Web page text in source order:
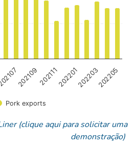
Pork exports
202109202111202201202203202205
(clique aqui para solicitar uma
demonstração)